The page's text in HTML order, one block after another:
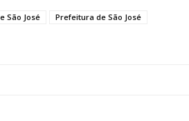
São José
Prefeitura de São José